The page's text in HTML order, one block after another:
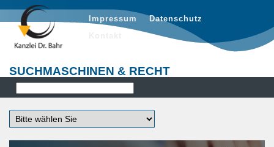
Impressum
Datenschutz
SUCHMASCHINEN & RECHT